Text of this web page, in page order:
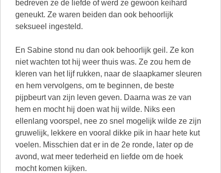
bedreven ze de liefde of werd ze gewoon keihard
geneukt. Ze waren beiden dan ook behoorlijk
seksueel ingesteld.
En Sabine stond nu dan ook behoorlijk geil. Ze kon
niet wachten tot hij weer thuis was. Ze zou hem de
kleren van het lijf rukken, naar de slaapkamer sleuren
en hem vervolgens, om te beginnen, de beste
pijpbeurt van zijn leven geven. Daarna was ze van
hem en mocht hij doen wat hij wilde. Niks een
ellenlang voorspel, nee zo snel mogelijk wilde ze zijn
gruwelijk, lekkere en vooral dikke pik in haar hete kut
voelen. Misschien dat er in de 2e ronde, later op de
avond, wat meer tederheid en liefde om de hoek
mocht komen kijken.